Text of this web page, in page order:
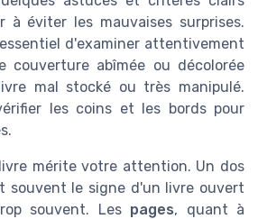
à éviter les mauvaises surprises.
d'examiner attentivement
couverture abîmée ou décolorée
mal stocké ou très manipulé.
les coins et les bords pour
mérite votre attention. Un dos
souvent le signe d'un livre ouvert
souvent. Les pages, quant à